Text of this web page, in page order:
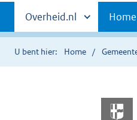
Primaire
navigatie
Andere
sites
binnen
Overheid.nl Home
U bent hier: Home